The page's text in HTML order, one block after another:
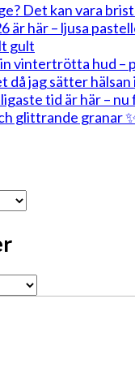
Det kan vara
är här – ljusa
gult
vintertrötta hud –
då jag sätter hälsan
tid är här – nu
glittrande granar